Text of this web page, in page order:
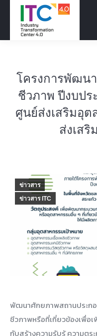
โครงการพัฒน
ชีวภาพ ปีงบป
ศูนย์ส่งเสริมอุ
ส่งเส
ข่าวสาร
ข่าวสาร ITC
พัฒนาศักยภาพสถานประกอ
ชีวภาพหรือที่เกี่ยวข้องเพื่อ
กับสร้างความรับรู้ ความตร